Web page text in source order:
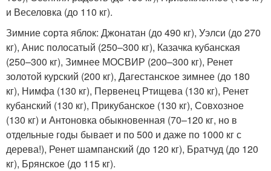
и Веселовка (до 110 кг).
Зимние сорта яблок: Джонатан (до 490 кг), Уэлси (до 270
кг), Анис полосатый (250–300 кг), Казачка кубанская
(250–300 кг), Зимнее МОСВИР (200–300 кг), Ренет
золотой курский (200 кг), Дагестанское зимнее (до 180
кг), Нимфа (130 кг), Первенец Ртищева (130 кг), Ренет
кубанский (130 кг), Прикубанское (130 кг), Совхозное
(130 кг) и Антоновка обыкновенная (70–120 кг, но в
отдельные годы бывает и по 500 и даже по 1000 кг с
дерева!), Ренет шампанский (до 120 кг), Братчуд (до 120
кг), Брянское (до 115 кг).